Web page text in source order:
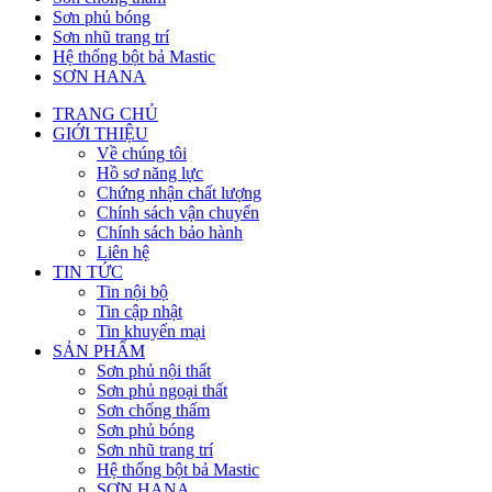
Sơn phủ bóng
Sơn nhũ trang trí
Hệ thống bột bả Mastic
SƠN HANA
TRANG CHỦ
GIỚI THIỆU
Về chúng tôi
Hồ sơ năng lực
Chứng nhận chất lượng
Chính sách vận chuyển
Chính sách bảo hành
Liên hệ
TIN TỨC
Tin nội bộ
Tin cập nhật
Tin khuyến mại
SẢN PHẨM
Sơn phủ nội thất
Sơn phủ ngoại thất
Sơn chống thấm
Sơn phủ bóng
Sơn nhũ trang trí
Hệ thống bột bả Mastic